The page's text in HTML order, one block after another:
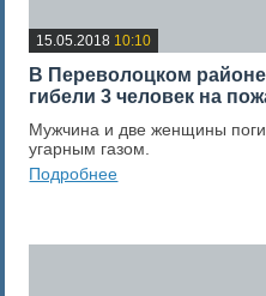
15.05.2018 10:10
В Переволоцком
гибели 3 человек на
Мужчина и две женщины
угарным газом.
Подробнее